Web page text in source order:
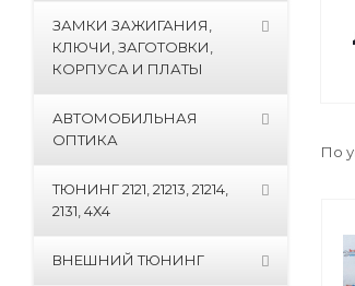
По
ЗАМКИ ЗАЖИГАНИЯ,
КЛЮЧИ, ЗАГОТОВКИ,
КОРПУСА И ПЛАТЫ
АВТОМОБИЛЬНАЯ
ОПТИКА
ТЮНИНГ 2121, 21213, 21214,
2131, 4Х4
ВНЕШНИЙ ТЮНИНГ